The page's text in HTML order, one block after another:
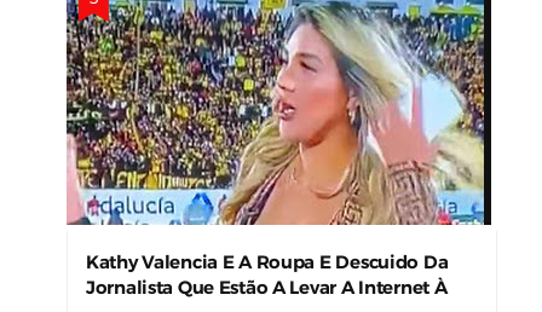
Kathy Valencia E A Roupa E Descuido Da
Jornalista Que Estão A Levar A Internet À